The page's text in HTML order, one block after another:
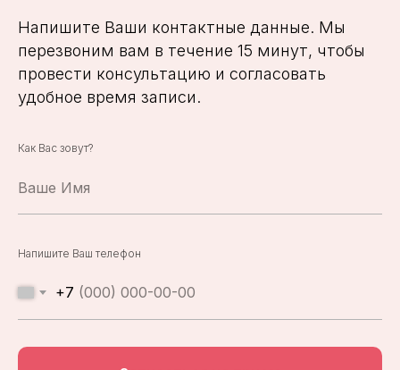
Напишите Ваши контактные данные. Мы
перезвоним вам в течение 15 минут, чтобы
провести консультацию и согласовать
удобное время записи.
Как Вас зовут?
Ваше Имя
Напишите Ваш телефон
+7